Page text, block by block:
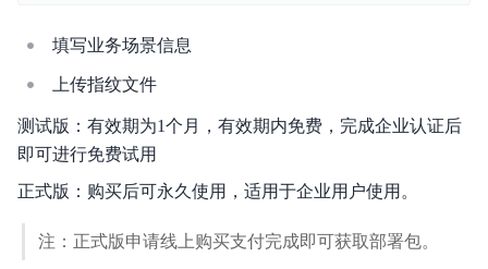
填写业务场景信息
上传指纹文件
测试版：有效期为1个月，有效期内免费，完成企业认证后
即可进行免费试用
正式版：购买后可永久使用，适用于企业用户使用。
注：正式版申请线上购买支付完成即可获取部署包。